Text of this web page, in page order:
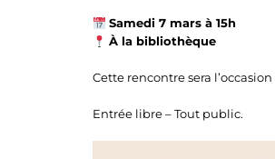
Samedi 7 mars à 15h
À la bibliothèque
Cette rencontre sera
Entrée libre – Tout public.